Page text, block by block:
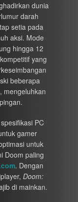
dunia
darah
setia pada
aksi. Mode
hingga 12
yang
beberapa
, mengeluhkan
PC
gamer
untuk
Doom paling
. Dengan
Doom:
di mainkan.